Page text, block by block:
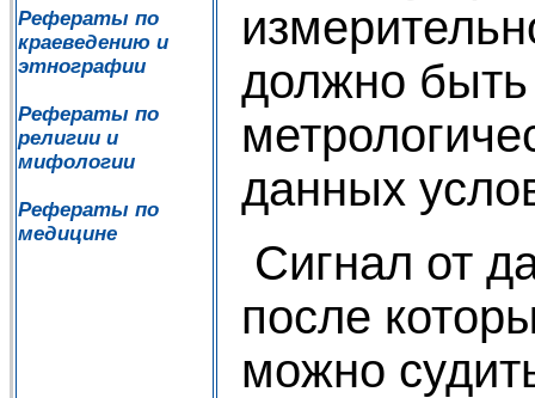
Рефераты по
краеведению и
этнографии
Рефераты по
религии и
мифологии
Рефераты по
медицине
должно быть
данных
Сигнал от
после
можно